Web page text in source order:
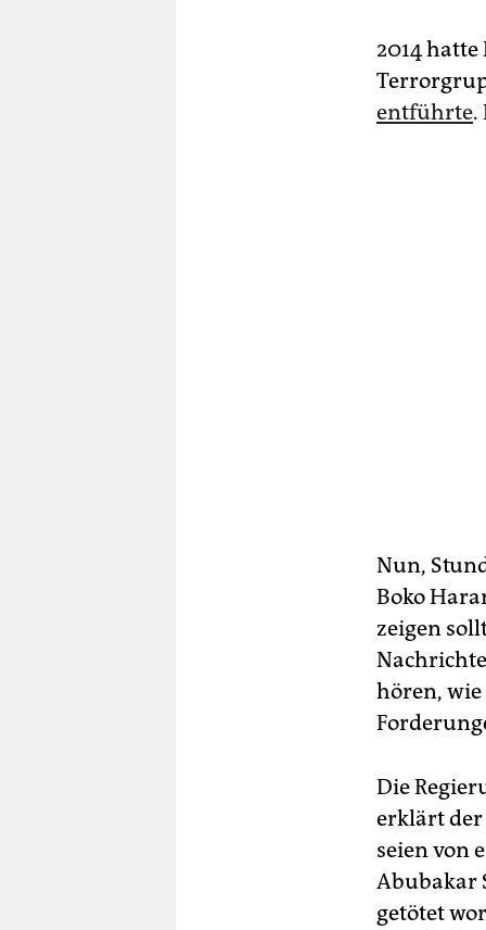
2014
entführte.
Nun,
Boko
zeigen
hören,
Die
erklärt der
seien von
Abubakar
getötet